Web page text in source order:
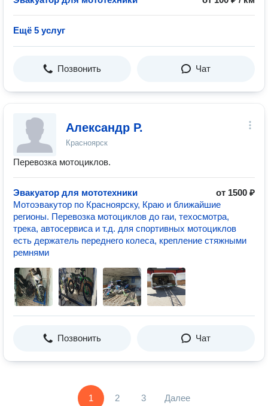
Ещё 5 услуг
Позвонить Чат
Александр Р.
Красноярск
Перевозка мотоциклов.
Эвакуатор для мототехники
от 1500 ₽
Мотоэвакутор по Красноярску, Краю и ближайшие
регионы. Перевозка мотоциклов до гаи, техосмотра,
трека, автосервиса и т.д. для спортивных мотоциклов
есть держатель переднего колеса, крепление стяжными
ремнями
Позвонить Чат
1 2 3 Далее